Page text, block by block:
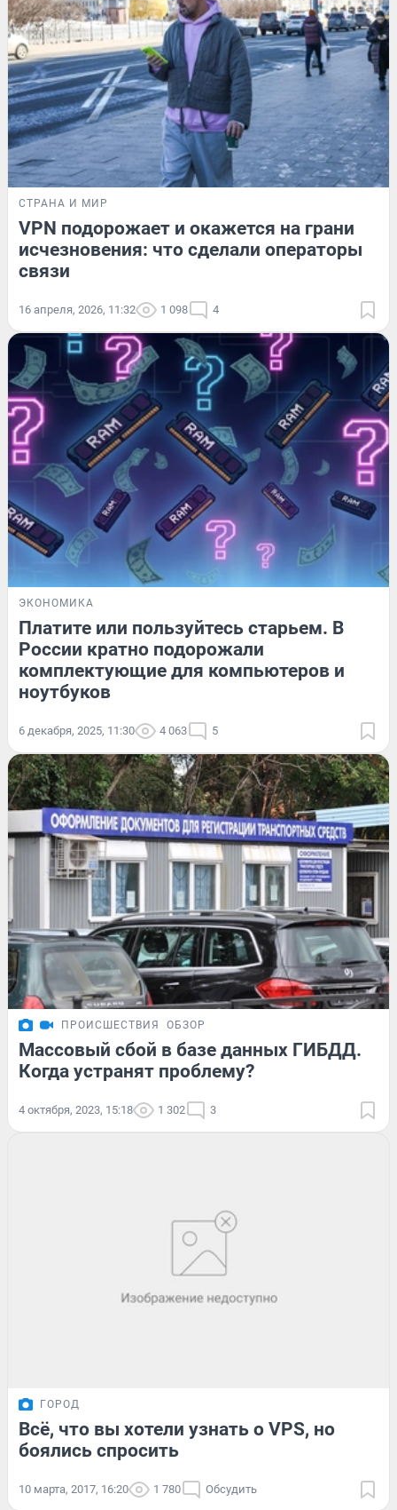
СТРАНА И МИР
VPN подорожает и окажется на грани
исчезновения: что сделали операторы
связи
16 апреля, 2026, 11:32 1 098 4
ЭКОНОМИКА
Платите или пользуйтесь старьем. В
России кратно подорожали
комплектующие для компьютеров и
ноутбуков
6 декабря, 2025, 11:30 4 063 5
ПРОИСШЕСТВИЯ ОБЗОР
Массовый сбой в базе данных ГИБДД.
Когда устранят проблему?
4 октября, 2023, 15:18 1 302 3
ГОРОД
Всё, что вы хотели узнать о VPS, но
боялись спросить
10 марта, 2017, 16:20 1 780 Обсудить